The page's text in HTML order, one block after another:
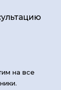
на все